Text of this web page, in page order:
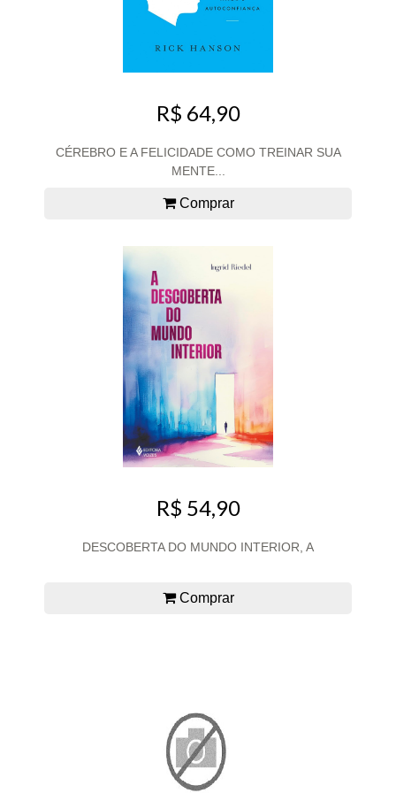
R$ 64,90
CÉREBRO E A FELICIDADE COMO TREINAR SUA
MENTE...
Comprar
R$ 54,90
DESCOBERTA DO MUNDO INTERIOR, A
Comprar